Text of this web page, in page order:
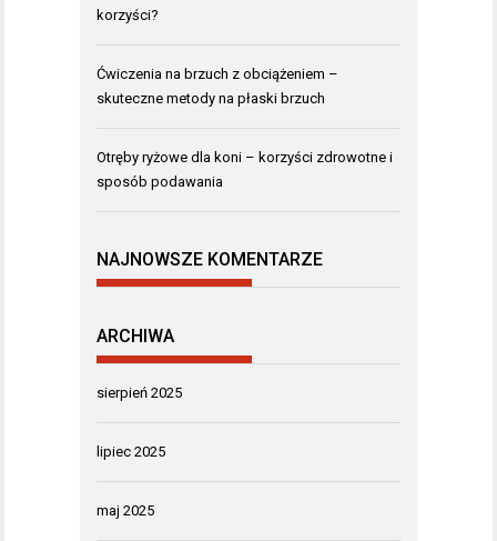
korzyści?
Ćwiczenia na brzuch z obciążeniem –
skuteczne metody na płaski brzuch
Otręby ryżowe dla koni – korzyści zdrowotne i
sposób podawania
NAJNOWSZE KOMENTARZE
ARCHIWA
sierpień 2025
lipiec 2025
maj 2025